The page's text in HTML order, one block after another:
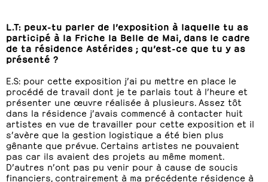
L.T: peux-tu parler de l’exposition à laquelle tu as
participé à la Friche la Belle de Mai, dans le cadre
de ta résidence Astérides ; qu’est-ce que tu y as
présenté ?
E.S: pour cette exposition j’ai pu mettre en place le
procédé de travail dont je te parlais tout à l’heure et
présenter une œuvre réalisée à plusieurs. Assez tôt
dans la résidence j’avais commencé à contacter huit
artistes en vue de travailler pour cette exposition et il
s’avère que la gestion logistique a été bien plus
gênante que prévue. Certains artistes ne pouvaient
pas car ils avaient des projets au même moment.
D’autres n’ont pas pu venir pour à cause de soucis
financiers, contrairement à ma précédente résidence à